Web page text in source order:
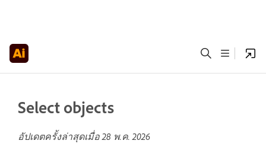
Select objects
อัปเดตครั้งล่าสุดเมื่อ28 พ.ค. 2026